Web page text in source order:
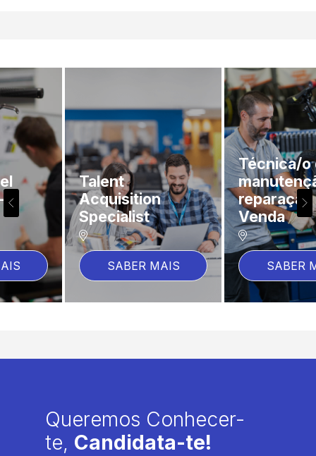
Talent
Acquisition
Specialist
SABER MAIS
Técnica/o de
manutenção e
reparação Pós-
Venda
SABER MAIS
Queremos Conhecer-
te, Candidata-te!